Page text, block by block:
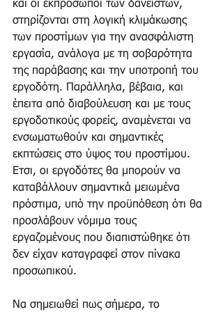
και οι εκπρόσωποι των δανειστών,
στηρίζονται στη λογική κλιμάκωσης
των προστίμων για την ανασφάλιστη
εργασία, ανάλογα με τη σοβαρότητα
της παράβασης και την υποτροπή του
εργοδότη. Παράλληλα, βέβαια, και
έπειτα από διαβούλευση και με τους
εργοδοτικούς φορείς, αναμένεται να
ενσωματωθούν και σημαντικές
εκπτώσεις στο ύψος του προστίμου.
Ετσι, οι εργοδότες θα μπορούν να
καταβάλλουν σημαντικά μειωμένα
πρόστιμα, υπό την προϋπόθεση ότι θα
προσλάβουν νόμιμα τους
εργαζομένους που διαπιστώθηκε ότι
δεν είχαν καταγραφεί στον πίνακα
προσωπικού.
Να σημειωθεί πως σήμερα, το